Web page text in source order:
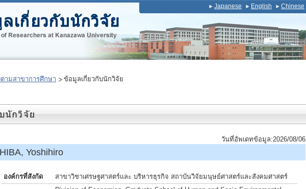
Japanese English Chinese
ามสาขาการศึกษา ข้อมูลเกี่ยวกับนักวิจัย
วันที่อัพเดทข้อมูล:2026/08/06
Yoshihiro
องค์กรที่สังกัด สาขาวิชาเศรษฐศาสตร์และ บริหารธุรกิจ สถาบันวิจัยมนุษย์ศาสตร์และสังคมศาสตร์